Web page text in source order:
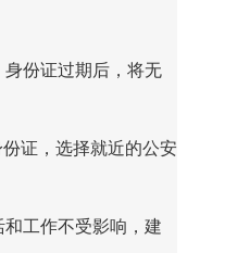
份证过期后，将无
证，选择就近的公安
工作不受影响，建